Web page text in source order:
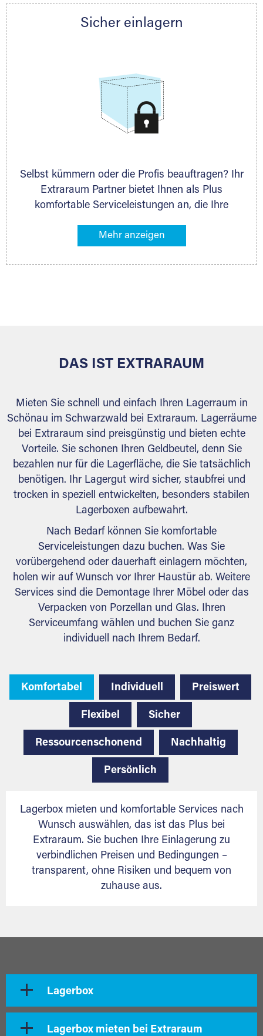
persönlich hinsichtlich Lagervolumen und zu
Sicher einlagern
Selbst kümmern oder die Profis beauftragen? Ihr
Extraraum Partner bietet Ihnen als Plus
komfortable Serviceleistungen an, die Ihre
gehören z. B. Verpackungsservice, Lieferung von
Ihr Lagergut wird bei Ihrem Extraraum Partner
DAS IST EXTRARAUM
Mieten Sie schnell und einfach Ihren Lagerraum in
Schönau im Schwarzwald bei Extraraum. Lagerräume
bei Extraraum sind preisgünstig und bieten echte
Vorteile. Sie schonen Ihren Geldbeutel, denn Sie
bezahlen nur für die Lagerfläche, die Sie tatsächlich
benötigen. Ihr Lagergut wird sicher, staubfrei und
trocken in speziell entwickelten, besonders stabilen
Lagerboxen aufbewahrt.
Nach Bedarf können Sie komfortable
Serviceleistungen dazu buchen. Was Sie
vorübergehend oder dauerhaft einlagern möchten,
holen wir auf Wunsch vor Ihrer Haustür ab. Weitere
Services sind die Demontage Ihrer Möbel oder das
Verpacken von Porzellan und Glas. Ihren
Serviceumfang wählen und buchen Sie ganz
individuell nach Ihrem Bedarf.
Komfortabel Individuell Preiswert
Flexibel Sicher
Ressourcenschonend Nachhaltig
Persönlich
Lagerbox mieten und komfortable Services nach
Wunsch auswählen, das ist das Plus bei
Extraraum. Sie buchen Ihre Einlagerung zu
verbindlichen Preisen und Bedingungen –
transparent, ohne Risiken und bequem von
zuhause aus.
Lagerbox
Lagerbox mieten bei Extraraum